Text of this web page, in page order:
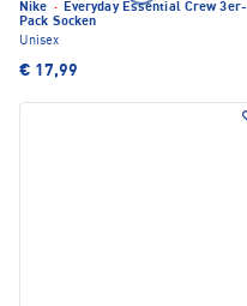
Nike · Everyday Essential Crew 3er-
Pack Socken
Unisex
€ 17,99